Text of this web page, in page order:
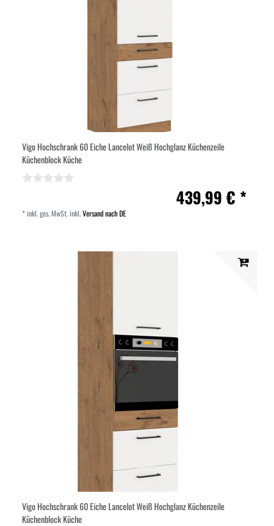
Vigo Hochschrank 60 Eiche Lancelot Weiß Hochglanz Küchenzeile
Küchenblock Küche
439,99 € *
*inkl. ges. MwSt.inkl.Versand nach DE
Vigo Hochschrank 60 Eiche Lancelot Weiß Hochglanz Küchenzeile
Küchenblock Küche